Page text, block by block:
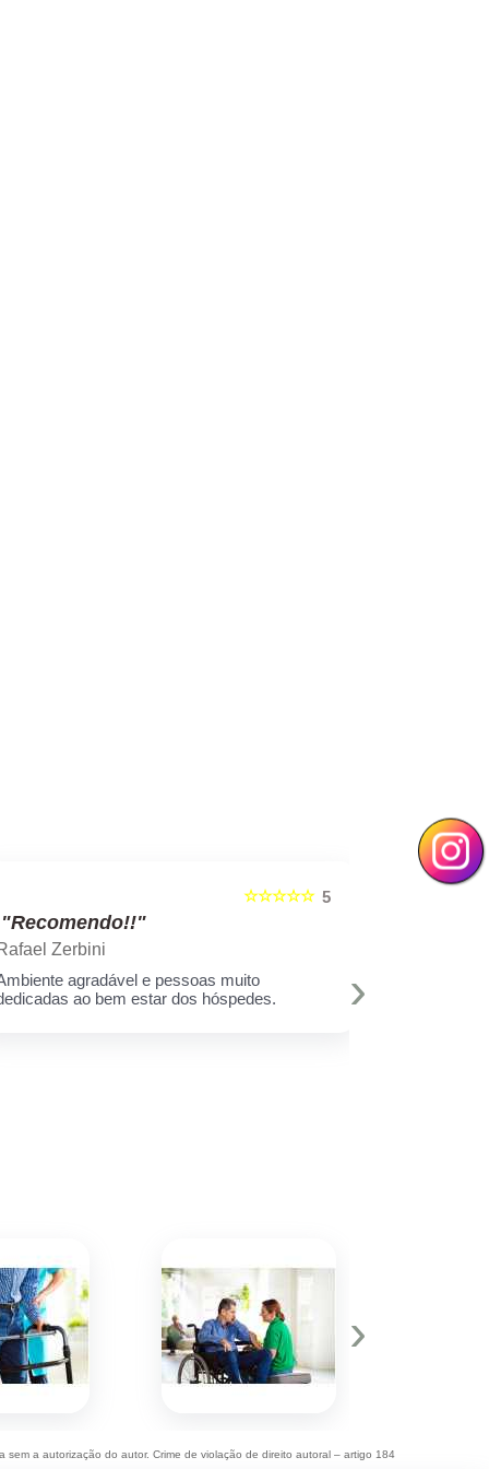
5
☆☆☆☆☆
"Recomendo!!"
Zerbini
agradável e pessoas muito
ao bem estar dos hóspedes.
›
›
a autorização do autor. Crime de violação de direito autoral – artigo 184